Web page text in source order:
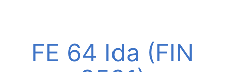
FE 64 Ida (FIN